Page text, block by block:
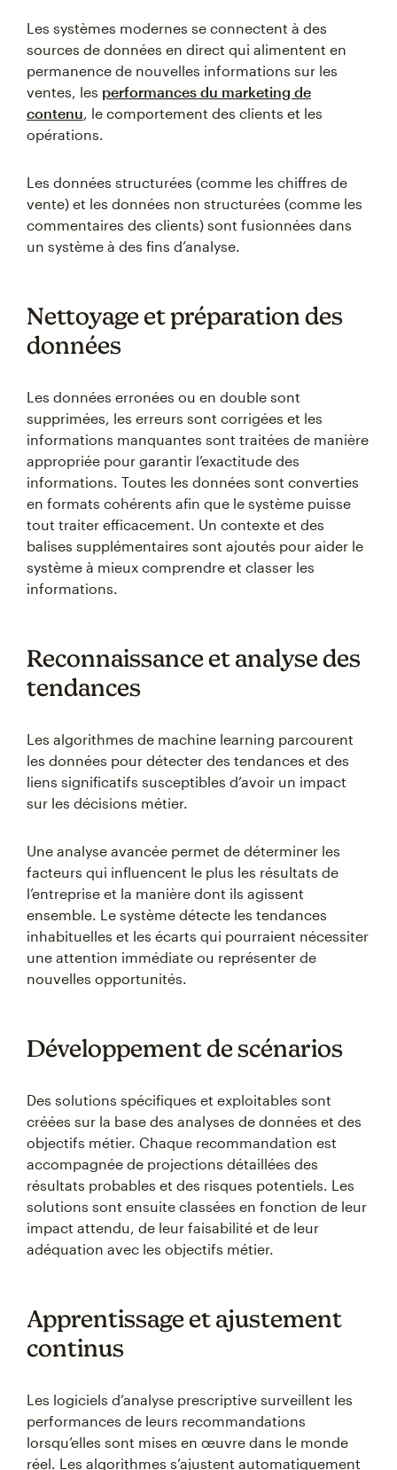
Les systèmes modernes se connectent à des
sources de données en direct qui alimentent en
permanence de nouvelles informations sur les
ventes, les performances du marketing de
contenu, le comportement des clients et les
opérations.
Les données structurées (comme les chiffres de
vente) et les données non structurées (comme les
commentaires des clients) sont fusionnées dans
un système à des fins d’analyse.
Nettoyage et préparation des
données
Les données erronées ou en double sont
supprimées, les erreurs sont corrigées et les
informations manquantes sont traitées de manière
appropriée pour garantir l’exactitude des
informations. Toutes les données sont converties
en formats cohérents afin que le système puisse
tout traiter efficacement. Un contexte et des
balises supplémentaires sont ajoutés pour aider le
système à mieux comprendre et classer les
informations.
Reconnaissance et analyse des
tendances
Les algorithmes de machine learning parcourent
les données pour détecter des tendances et des
liens significatifs susceptibles d’avoir un impact
sur les décisions métier.
Une analyse avancée permet de déterminer les
facteurs qui influencent le plus les résultats de
l’entreprise et la manière dont ils agissent
ensemble. Le système détecte les tendances
inhabituelles et les écarts qui pourraient nécessiter
une attention immédiate ou représenter de
nouvelles opportunités.
Développement de scénarios
Des solutions spécifiques et exploitables sont
créées sur la base des analyses de données et des
objectifs métier. Chaque recommandation est
accompagnée de projections détaillées des
résultats probables et des risques potentiels. Les
solutions sont ensuite classées en fonction de leur
impact attendu, de leur faisabilité et de leur
adéquation avec les objectifs métier.
Apprentissage et ajustement
continus
Les logiciels d’analyse prescriptive surveillent les
performances de leurs recommandations
lorsqu’elles sont mises en œuvre dans le monde
réel. Les algorithmes s’ajustent automatiquement